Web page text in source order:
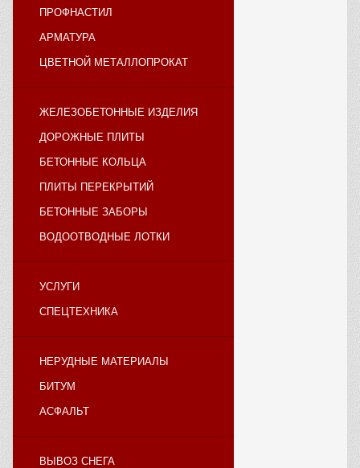
ПРОФНАСТИЛ
АРМАТУРА
ЦВЕТНОЙ МЕТАЛЛОПРОКАТ
ЖЕЛЕЗОБЕТОННЫЕ ИЗДЕЛИЯ
ДОРОЖНЫЕ ПЛИТЫ
БЕТОННЫЕ КОЛЬЦА
ПЛИТЫ ПЕРЕКРЫТИЙ
БЕТОННЫЕ ЗАБОРЫ
ВОДООТВОДНЫЕ ЛОТКИ
УСЛУГИ
СПЕЦТЕХНИКА
НЕРУДНЫЕ МАТЕРИАЛЫ
БИТУМ
АСФАЛЬТ
ВЫВОЗ СНЕГА